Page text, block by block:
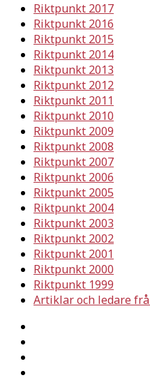
Riktpunkt 2017
Riktpunkt 2016
Riktpunkt 2015
Riktpunkt 2014
Riktpunkt 2013
Riktpunkt 2012
Riktpunkt 2011
Riktpunkt 2010
Riktpunkt 2009
Riktpunkt 2008
Riktpunkt 2007
Riktpunkt 2006
Riktpunkt 2005
Riktpunkt 2004
Riktpunkt 2003
Riktpunkt 2002
Riktpunkt 2001
Riktpunkt 2000
Riktpunkt 1999
Artiklar och ledare